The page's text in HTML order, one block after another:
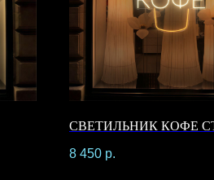
СВЕТИЛЬНИК КОФЕ
8 450 р.